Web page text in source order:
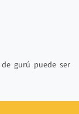
gurú puede ser